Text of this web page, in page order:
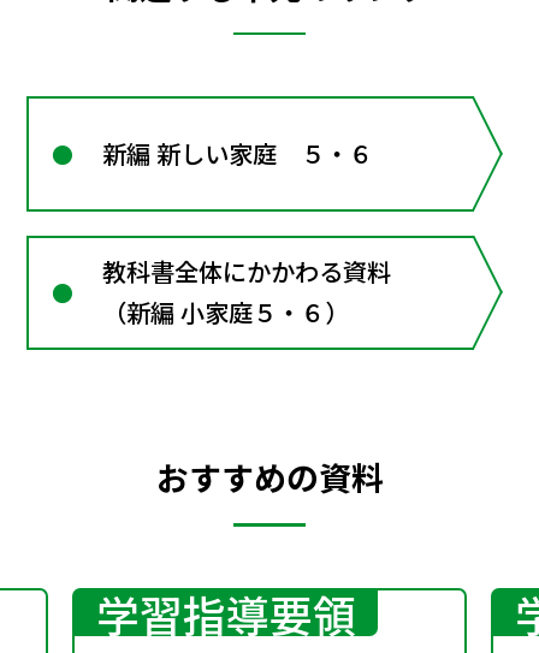
新編 新しい家庭 ５・６
教科書全体にかかわる資料
（新編 小家庭５・６）
おすすめの資料
学習指導要領